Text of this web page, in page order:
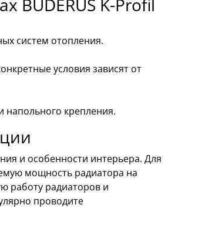
BUDERUS K-Profil
систем отопления.
условия зависят от
напольного крепления.
и особенности интерьера. Для
мощность радиатора на
работу радиаторов и
проводите